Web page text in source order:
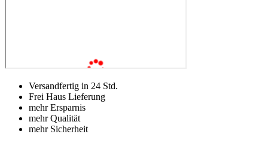
Versandfertig in 24 Std.
Frei Haus Lieferung
mehr Ersparnis
mehr Qualität
mehr Sicherheit